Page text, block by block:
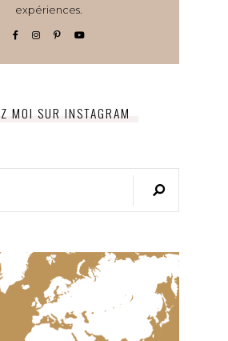
expériences.
MOI SUR INSTAGRAM